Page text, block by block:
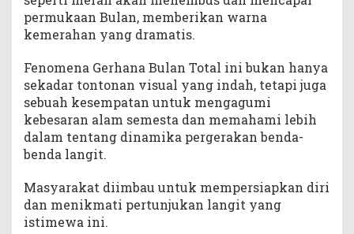
permukaan Bulan, memberikan warna
kemerahan yang dramatis.
Fenomena Gerhana Bulan Total ini bukan hanya
sekadar tontonan visual yang indah, tetapi juga
sebuah kesempatan untuk mengagumi
kebesaran alam semesta dan memahami lebih
dalam tentang dinamika pergerakan benda-
benda langit.
Masyarakat diimbau untuk mempersiapkan diri
dan menikmati pertunjukan langit yang
istimewa ini.